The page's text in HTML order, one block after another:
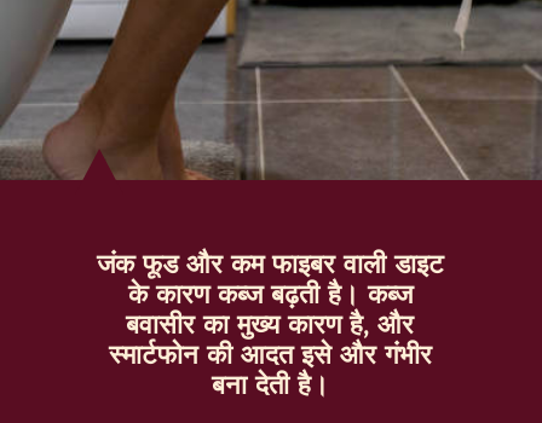
जंक फूड और कम फाइबर वाली डाइट
के कारण कब्ज बढ़ती है। कब्ज
बवासीर का मुख्य कारण है, और
स्मार्टफोन की आदत इसे और गंभीर
बना देती है।